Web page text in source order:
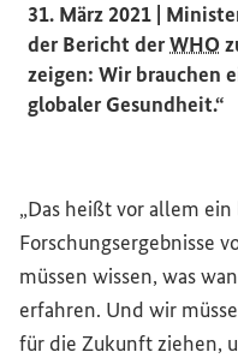
31. März 2021 |
der Bericht derWHO
zeigen: Wir brauchen
globaler Gesundheit.“
„Das heißt vor allem
Forschungsergebnisse
müssen wissen, was
erfahren. Und wir
für die Zukunft ziehen,